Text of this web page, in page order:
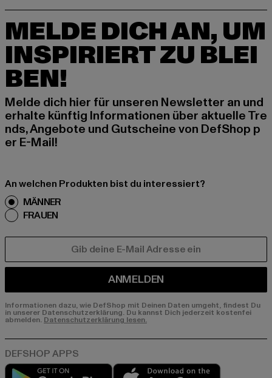
MELDE DICH AN, UM
INSPIRIERT ZU BLEI
BEN!
Melde dich hier für unseren Newsletter an und
erhalte künftig Informationen über aktuelle Tre
nds, Angebote und Gutscheine von DefShop p
er E-Mail!
An welchen Produkten bist du interessiert?
MÄNNER
FRAUEN
ANMELDEN
Informationen dazu, wie DefShop mit Deinen Daten umgeht, findest Du
in unserer Datenschutzerklärung. Du kannst Dich jederzeit kostenfei
abmelden. Datenschutzerklärung lesen.
Play market